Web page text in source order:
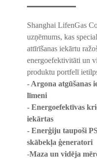
Shanghai LifenGas
uzņēmums, kas
attīrīšanas iekārtu
energoefektivitāti un
produktu portfelī
- Argona atgūšanas
līmeni
- Energoefektīvas
iekārtas
- Enerģiju taupoši
skābekļa ģeneratori
-Maza un vidēja